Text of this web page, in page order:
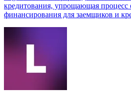
кредитования, упрощающая процесс
финансирования для заемщиков и